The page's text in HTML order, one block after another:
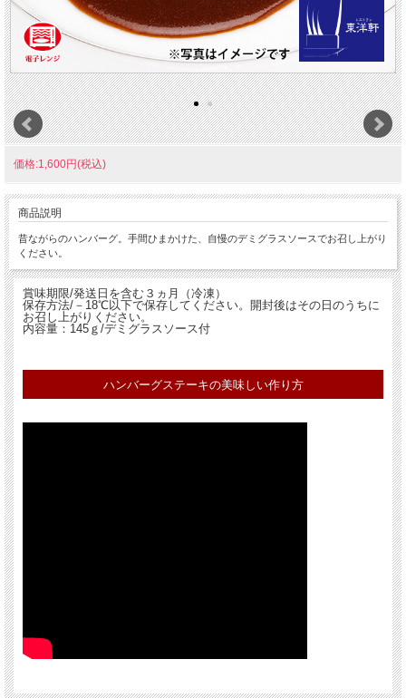
価格:1,600円(税込)
商品説明
昔ながらのハンバーグ。手間ひまかけた、自慢のデミグラスソースでお召し上がり
ください。
賞味期限/発送日を含む３ヵ月（冷凍）
保存方法/－18℃以下で保存してください。開封後はその日のうちに
お召し上がりください。
内容量：145ｇ/デミグラスソース付
ハンバーグステーキの美味しい作り方